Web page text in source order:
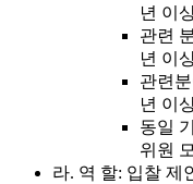
년 이
관련
년 이
관련
년 이
동일
위원
라. 역 할: 입찰 제